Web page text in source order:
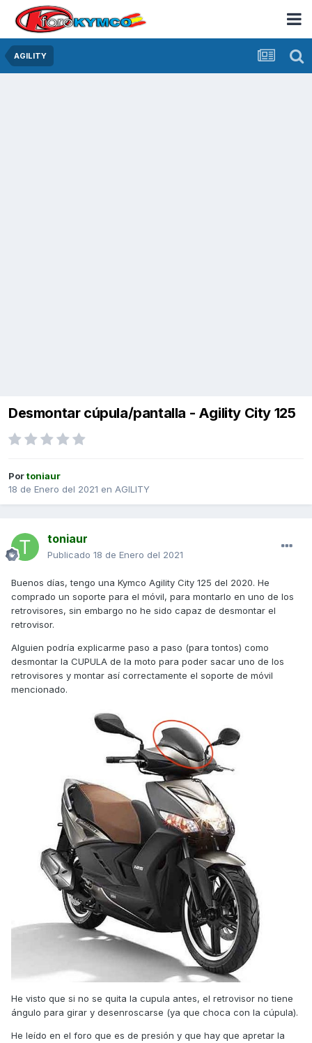
AGILITY
Desmontar cúpula/pantalla - Agility City 125
Portoniaur
18 de Enero del 2021 en AGILITY
toniaur
Publicado 18 de Enero del 2021
Buenos días, tengo una Kymco Agility City 125 del 2020. He
comprado un soporte para el móvil, para montarlo en uno de los
retrovisores, sin embargo no he sido capaz de desmontar el
retrovisor.
Alguien podría explicarme paso a paso (para tontos) como
desmontar la CUPULA de la moto para poder sacar uno de los
retrovisores y montar así correctamente el soporte de móvil
mencionado.
He visto que si no se quita la cupula antes, el retrovisor no tiene
ángulo para girar y desenroscarse (ya que choca con la cúpula).
He leído en el foro que es de presión y que hay que apretar la